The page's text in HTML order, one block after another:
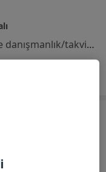
Bu uzman ilgili adres için online danışmanlık/takvim sunmuyor.